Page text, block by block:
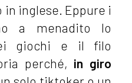
inglese. Eppure i
a menadito lo
giochi e il filo
perché, in giro